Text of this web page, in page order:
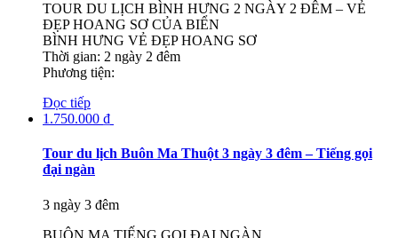
TOUR DU LỊCH BÌNH HƯNG 2 NGÀY 2 ĐÊM – VẺ
ĐẸP HOANG SƠ CỦA BIỂN
BÌNH HƯNG VẺ ĐẸP HOANG SƠ
Thời gian: 2 ngày 2 đêm
Phương tiện:
Đọc tiếp
1.750.000 ₫
Tour du lịch Buôn Ma Thuột 3 ngày 3 đêm – Tiếng gọi
đại ngàn
3 ngày 3 đêm
BUÔN MA TIẾNG GỌI ĐẠI NGÀN